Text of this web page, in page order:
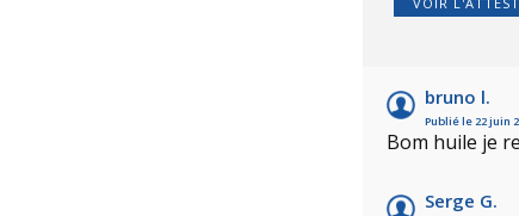
bruno l.
Publié le 22 juin
Bom huile je
Serge G.